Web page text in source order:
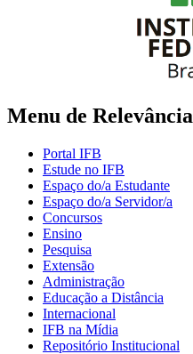
Menu de Relevância
Portal IFB
Estude no IFB
Espaço do/a Estudante
Espaço do/a Servidor/a
Concursos
Ensino
Pesquisa
Extensão
Administração
Educação a Distância
Internacional
IFB na Mídia
Repositório Institucional